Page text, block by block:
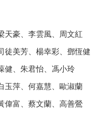
天豪、李雲風、周文紅
徒美芳、楊幸彩、鄧恆健
健、朱君怡、馮小玲
玉萍、何嘉慧、歐淑蘭
偉富、蔡文蘭、高善鶯